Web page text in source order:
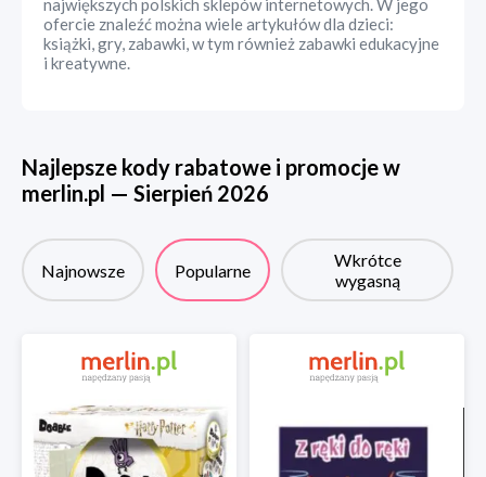
największych polskich sklepów internetowych. W jego
ofercie znaleźć można wiele artykułów dla dzieci:
książki, gry, zabawki, w tym również zabawki edukacyjne
i kreatywne.
Najlepsze kody rabatowe i promocje w
merlin.pl — Sierpień 2026
Najnowsze Popularne
Wkrótce
wygasną